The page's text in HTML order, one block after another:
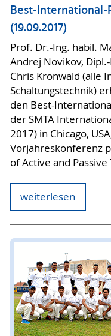
Best-International-
(19.09.2017)
Prof. Dr.-Ing. habil.
Andrej Novikov,
Chris Kronwald (alle
Schaltungstechnik)
den Best-
der SMTA
2017) in Chicago,
Vorjahreskonferenz
of Active and
weiterlesen